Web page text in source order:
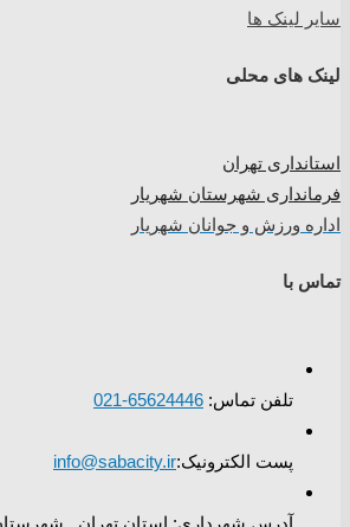
سایر لینک ها
لینک های محلی
استانداری تهران
فرمانداری شهرستان شهریار
اداره ورزش و جوانان شهریار
تماس با
تلفن تماس: 65624446-021
پست الکترونیک:info@sabacity.ir
آدرس شهرداری: استان تهران_